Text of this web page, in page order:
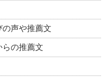
の声や推薦文
の推薦文